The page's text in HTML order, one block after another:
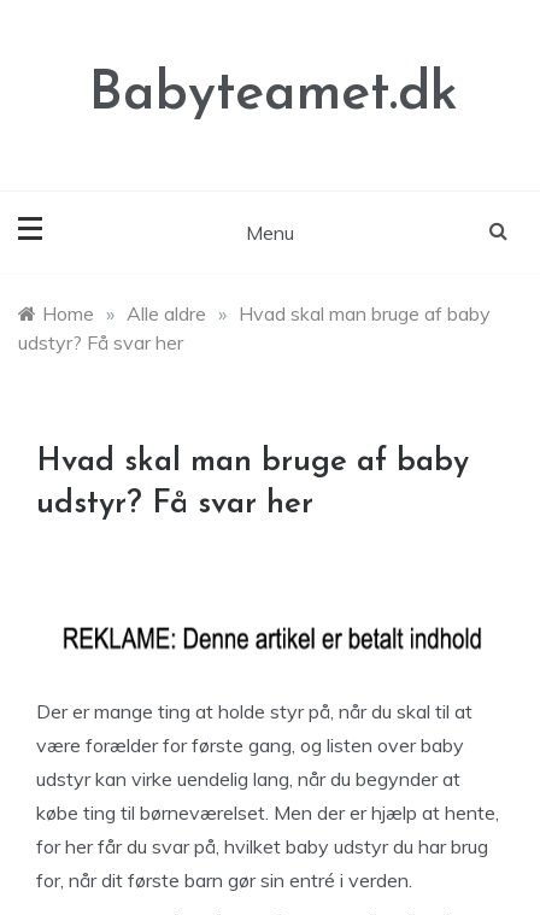
Babyteamet.dk
Menu
Home » Alle aldre » Hvad skal man bruge af baby
udstyr? Få svar her
Hvad skal man bruge af baby
udstyr? Få svar her
Der er mange ting at holde styr på, når du skal til at
være forælder for første gang, og listen over baby
udstyr kan virke uendelig lang, når du begynder at
købe ting til børneværelset. Men der er hjælp at hente,
for her får du svar på, hvilket baby udstyr du har brug
for, når dit første barn gør sin entré i verden.